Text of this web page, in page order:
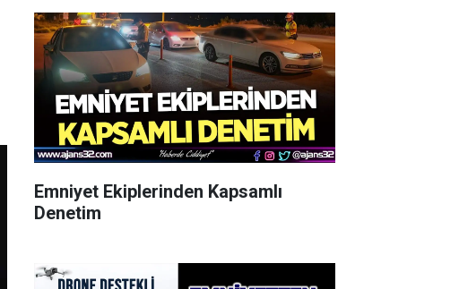
Emniyet Ekiplerinden Kapsamlı
Denetim